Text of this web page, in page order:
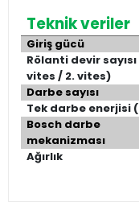
Teknik veriler
Giriş gücü
Rölanti devir sayısı
vites / 2. vites)
Darbe sayısı
Tek darbe enerjisi
Bosch darbe
mekanizması
Ağırlık